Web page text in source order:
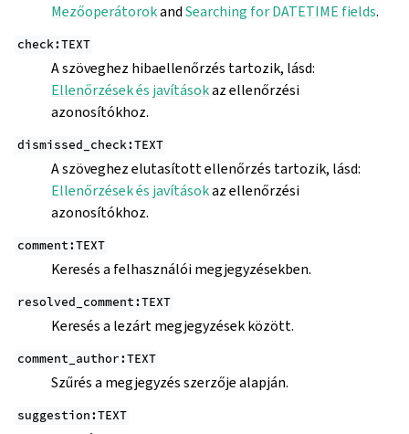
MezőoperátorokandSearching for DATETIME fields.
check:TEXT
A szöveghez hibaellenőrzés tartozik, lásd:
Ellenőrzések és javításokaz ellenőrzési
azonosítókhoz.
dismissed_check:TEXT
A szöveghez elutasított ellenőrzés tartozik, lásd:
Ellenőrzések és javításokaz ellenőrzési
azonosítókhoz.
comment:TEXT
Keresés a felhasználói megjegyzésekben.
resolved_comment:TEXT
Keresés a lezárt megjegyzések között.
comment_author:TEXT
Szűrés a megjegyzés szerzője alapján.
suggestion:TEXT